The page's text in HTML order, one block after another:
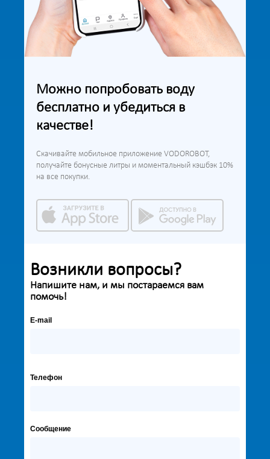
Можно попробовать воду
бесплатно и убедиться в
качестве!
Скачивайте мобильное приложение VODOROBOT,
получайте бонусные литры и моментальный кэшбэк 10%
на все покупки.
Возникли вопросы?
Напишите нам, и мы постараемся вам
помочь!
E-mail
Телефон
Сообщение